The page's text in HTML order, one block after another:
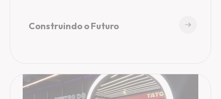
Construindo o Futuro